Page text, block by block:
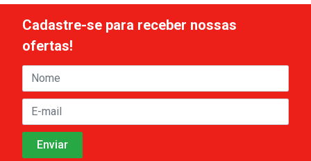
Cadastre-se para receber nossas
ofertas!